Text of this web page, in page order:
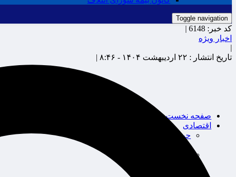
Toggle navigation
صفحه نخست
اقتصادی
حوزه بیمه
کد خبر: 6148 |
اخبار ویژه
|
تاریخ انتشار : ۲۲ اردیبهشت ۱۴۰۴ - ۸:۴۶ |